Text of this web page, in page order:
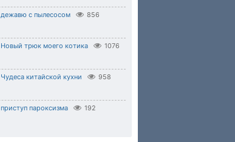
дежавю с пылесосом 856
Новый трюк моего котика 1076
Чудеса китайской кухни 958
приступ пароксизма 192